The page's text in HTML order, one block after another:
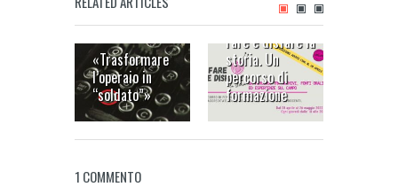
«Trasformare
l’operaio in
“soldato”»
Fare e disfare la
storia. Un
percorso di
formazione
1 COMMENTO